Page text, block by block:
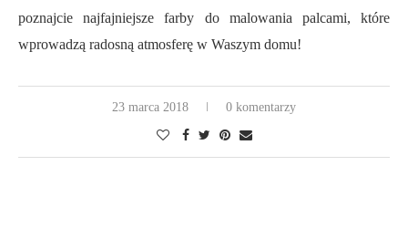
poznajcie najfajniejsze farby do malowania palcami, które
wprowadzą radosną atmosferę w Waszym domu!
23 marca 2018 0 komentarzy